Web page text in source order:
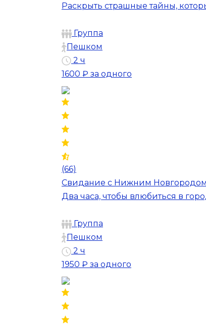
Раскрыть страшные тайны,
Группа
Пешком
2 ч
1600 ₽ за одного
(66)
Свидание с Нижним
Два часа, чтобы влюбиться в
Группа
Пешком
2 ч
1950 ₽ за одного